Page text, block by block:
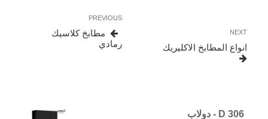
المقالات
Previous
Post
PREVIOUS
مطابخ كلاسيك
رمادي
Next
Post
NEXT
انواع المطابخ الاكليريك
D 306 - دولاب